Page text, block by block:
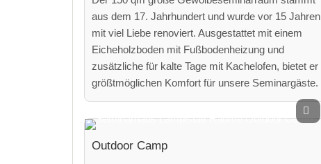
aus dem 17. Jahrhundert und wurde vor 15 Jahren
mit viel Liebe renoviert. Ausgestattet mit einem
Eicheholzboden mit Fußbodenheizung und
zusätzliche für kalte Tage mit Kachelofen, bietet er
größtmöglichen Komfort für unsere Seminargäste.
Outdoor Camp